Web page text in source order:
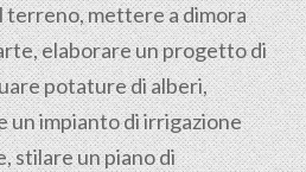
terreno, mettere a dimora
elaborare un progetto di
potature di alberi,
un impianto di irrigazione
stilare un piano di